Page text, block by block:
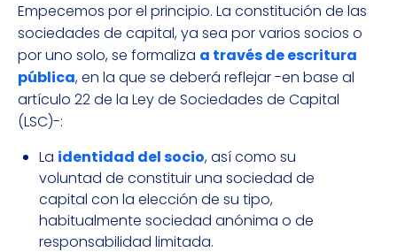
Empecemos por el principio. La constitución de las
sociedades de capital, ya sea por varios socios o
por uno solo, se formaliza a través de escritura
pública, en la que se deberá reflejar -en base al
artículo 22 de la Ley de Sociedades de Capital
(LSC)-:
La identidad del socio, así como su
voluntad de constituir una sociedad de
capital con la elección de su tipo,
habitualmente sociedad anónima o de
responsabilidad limitada.